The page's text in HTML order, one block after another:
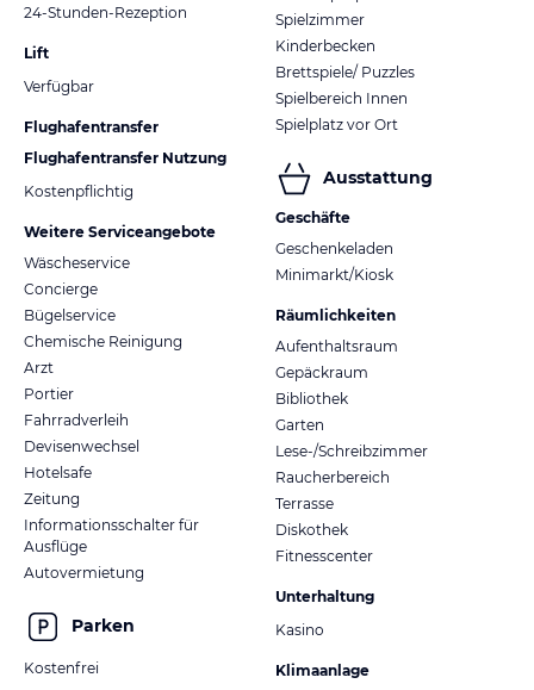
24-Stunden-Rezeption
Lift
Verfügbar
Flughafentransfer
Flughafentransfer Nutzung
Kostenpflichtig
Weitere Serviceangebote
Wäscheservice
Concierge
Bügelservice
Chemische Reinigung
Arzt
Portier
Fahrradverleih
Devisenwechsel
Hotelsafe
Zeitung
Informationsschalter für
Ausflüge
Autovermietung
Parken
Kostenfrei
Spielzimmer
Kinderbecken
Brettspiele/ Puzzles
Spielbereich Innen
Spielplatz vor Ort
Ausstattung
Geschäfte
Geschenkeladen
Minimarkt/Kiosk
Räumlichkeiten
Aufenthaltsraum
Gepäckraum
Bibliothek
Garten
Lese-/Schreibzimmer
Raucherbereich
Terrasse
Diskothek
Fitnesscenter
Unterhaltung
Kasino
Klimaanlage